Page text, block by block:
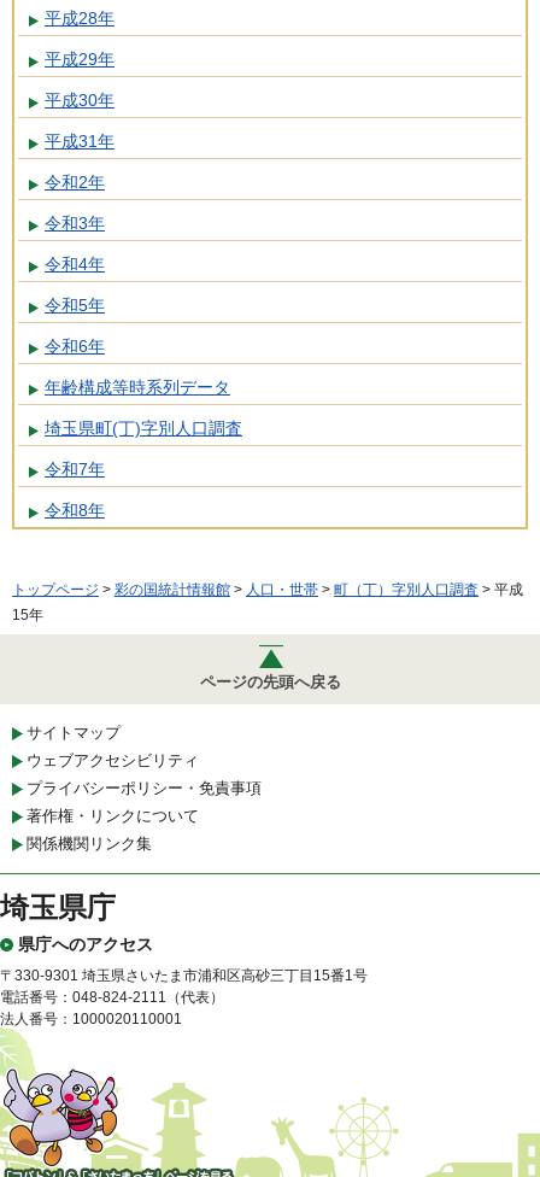
平成28年
平成29年
平成30年
平成31年
令和2年
令和3年
令和4年
令和5年
令和6年
年齢構成等時系列データ
埼玉県町(丁)字別人口調査
令和7年
令和8年
トップページ > 彩の国統計情報館 > 人口・世帯 > 町（丁）字別人口調査 > 平成
15年
ページの先頭へ戻る
サイトマップ
ウェブアクセシビリティ
プライバシーポリシー・免責事項
著作権・リンクについて
関係機関リンク集
埼玉県庁
県庁へのアクセス
〒330-9301 埼玉県さいたま市浦和区高砂三丁目15番1号
電話番号：048-824-2111（代表）
法人番号：1000020110001